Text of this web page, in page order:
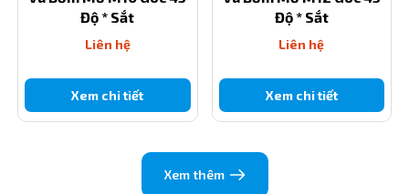
Độ * Sắt
Liên hệ
Xem chi tiết
Độ * Sắt
Liên hệ
Xem chi tiết
Xem thêm